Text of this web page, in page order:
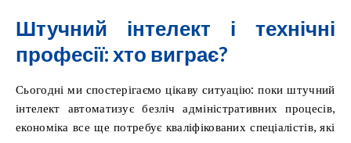
Штучний інтелект і технічні
професії: хто виграє?
Сьогодні ми спостерігаємо цікаву ситуацію: поки штучний
інтелект автоматизує безліч адміністративних процесів,
економіка все ще потребує кваліфікованих спеціалістів, які